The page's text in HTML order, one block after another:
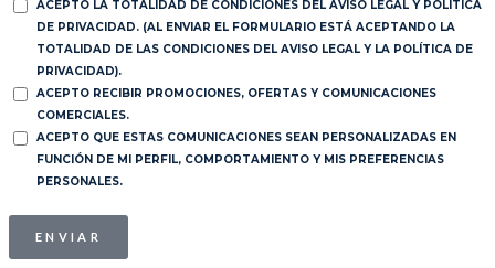
ACEPTO LA TOTALIDAD DE CONDICIONES DEL AVISO LEGAL Y POLÍTICA
DE PRIVACIDAD. (AL ENVIAR EL FORMULARIO ESTÁ ACEPTANDO LA
TOTALIDAD DE LAS CONDICIONES DEL AVISO LEGAL Y LA POLÍTICA DE
PRIVACIDAD).
ACEPTO RECIBIR PROMOCIONES, OFERTAS Y COMUNICACIONES
COMERCIALES.
ACEPTO QUE ESTAS COMUNICACIONES SEAN PERSONALIZADAS EN
FUNCIÓN DE MI PERFIL, COMPORTAMIENTO Y MIS PREFERENCIAS
PERSONALES.
ENVIAR